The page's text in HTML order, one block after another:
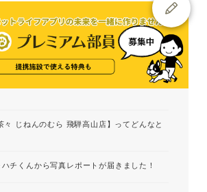
々 じねんのむら 飛騨高山店】ってどんなと
チくんから写真レポートが届きました！